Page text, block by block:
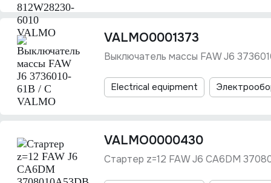
VALMO0001373
Выключатель массы FAW J6
Electrical equipment
VALMO0000430
Стартер z=12 FAW J6 CA6DM